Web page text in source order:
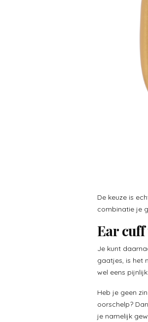
De keuze is
combinatie je
Ear
Je kunt
gaatjes, is het
wel eens
Heb je geen
oorschelp?
je namelijk